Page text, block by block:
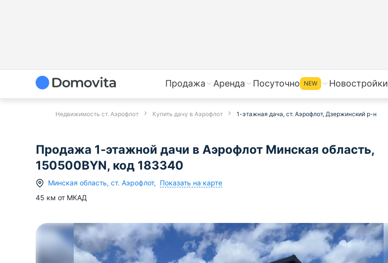
Продажа Аренда Посуточно NEW Новостройки
Недвижимость ст. Аэрофлот Купить дачу в Аэрофлот 1-этажная дача, ст. Аэрофлот, Дзержинский р-н
Продажа 1-этажной дачи в Аэрофлот Минская область,
150500BYN, код 183340
Минская область, ст. Аэрофлот, Показать на карте
45 км от МКАД